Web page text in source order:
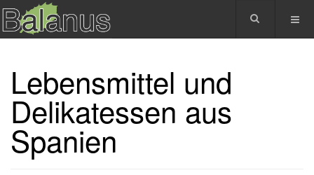
Lebensmittel und
Delikatessen aus
Spanien